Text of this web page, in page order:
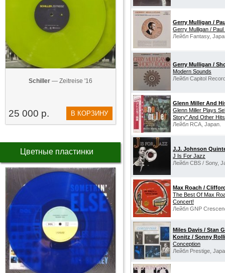
Schiller — Zeitreise '16
25 000 р. В КОРЗИНУ
Цветные пластинки
Gerry Mulligan /
Gerry Mulligan /
Лейбл Fantasy,
Gerry Mulligan /
Modern Sounds
Лейбл Capitol
Glenn Miller And
Glenn Miller Plays
Story" And Other Hits
Лейбл RCA, Japan.
J.J. Johnson
J Is For Jazz
Лейбл CBS / Sony,
Max Roach /
The Best Of Max
Concert!
Лейбл GNP
Miles Davis / Stan
Konitz / Sonny
Conception
Лейбл Prestige,